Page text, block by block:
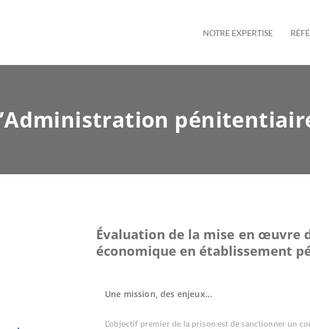
NOTRE EXPERTISE
Évaluation de la mise en œuvre
économique en établissement
Une mission, des enjeux...
L’objectif premier de la prison est de sanctionner un